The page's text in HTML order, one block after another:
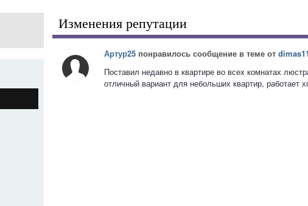
Изменения репутации
Артур25 понравилось сообщение в теме от
Поставил недавно в квартире во всех комнатах
отличный вариант для небольших квартир, работает